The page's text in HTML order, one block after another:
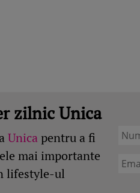
zilnic Unica
Unica pentru a fi
mai importante
lifestyle-ul